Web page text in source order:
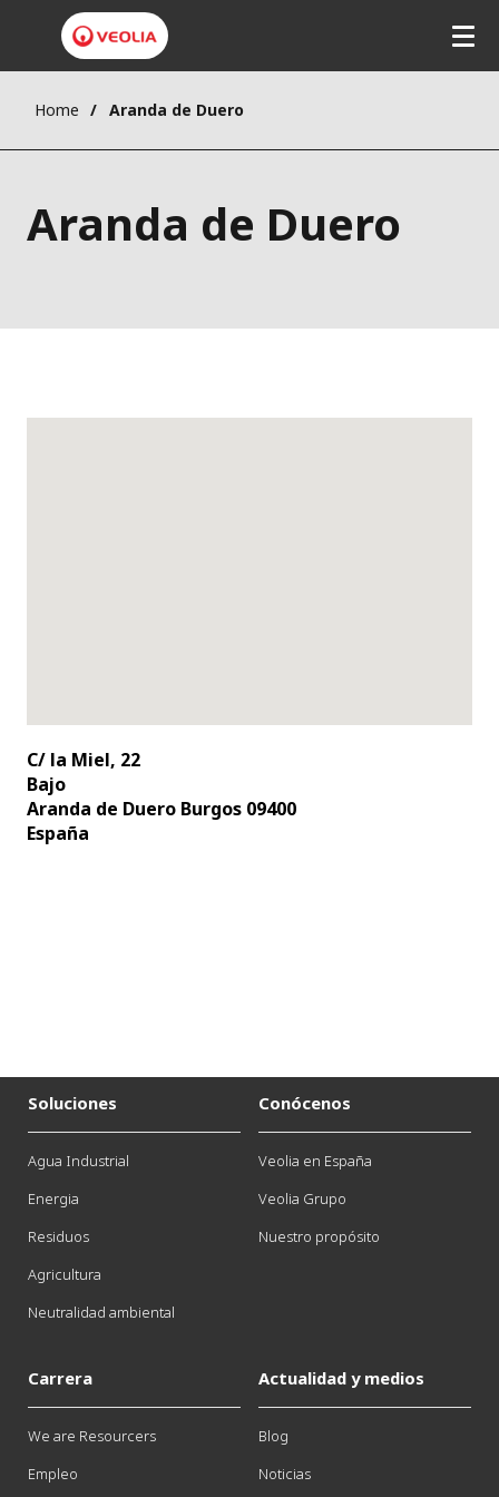
Home Aranda de Duero
Aranda de Duero
C/ la Miel, 22
Bajo
Aranda de Duero Burgos 09400
España
Soluciones
Agua Industrial
Energia
Residuos
Agricultura
Neutralidad ambiental
Conócenos
Veolia en España
Veolia Grupo
Nuestro propósito
Carrera
We are Resourcers
Empleo
Actualidad y medios
Blog
Noticias